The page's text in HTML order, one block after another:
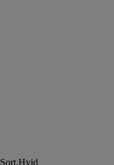
Sort,Hvid